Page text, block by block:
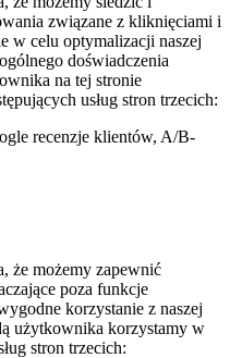
związane z kliknięciami i
w celu optymalizacji naszej
doświadczenia
na tej stronie
usług stron trzecich:
recenzje klientów, A/B-
że możemy zapewnić
poza funkcje
korzystanie z naszej
użytkownika korzystamy w
stron trzecich: